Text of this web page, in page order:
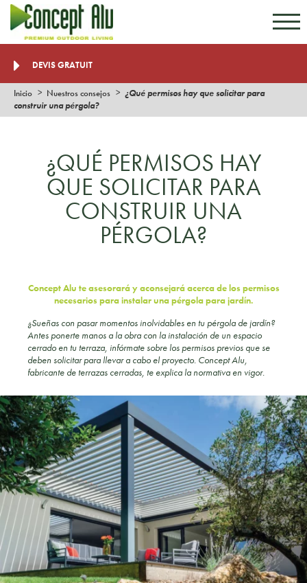
DEVIS GRATUIT
Inicio Nuestros consejos
¿Qué permisos hay que solicitar para
construir una pérgola?
¿QUÉ PERMISOS HAY
QUE SOLICITAR PARA
CONSTRUIR UNA
PÉRGOLA?
Concept Alu te asesorará y aconsejará acerca de los permisos
necesarios para instalar una pérgola para jardín.
¿Sueñas con pasar momentos inolvidables en tu pérgola de jardín?
Antes ponerte manos a la obra con la instalación de un espacio
cerrado en tu terraza, infórmate sobre los permisos previos que se
deben solicitar para llevar a cabo el proyecto. Concept Alu,
fabricante de terrazas cerradas, te explica la normativa en vigor.